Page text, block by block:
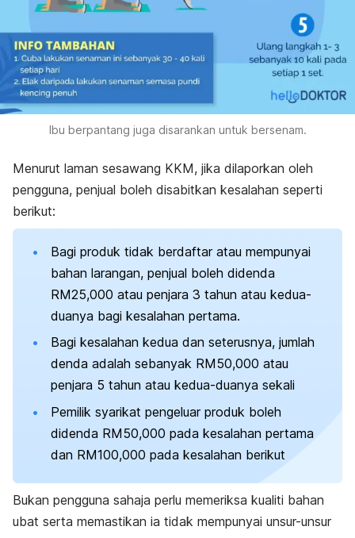
Ibu berpantang juga disarankan untuk bersenam.
Menurut laman sesawang KKM, jika dilaporkan oleh
pengguna, penjual boleh disabitkan kesalahan seperti
berikut:
Bagi produk tidak berdaftar atau mempunyai
bahan larangan, penjual boleh didenda
RM25,000 atau penjara 3 tahun atau kedua-
duanya bagi kesalahan pertama.
Bagi kesalahan kedua dan seterusnya, jumlah
denda adalah sebanyak RM50,000 atau
penjara 5 tahun atau kedua-duanya sekali
Pemilik syarikat pengeluar produk boleh
didenda RM50,000 pada kesalahan pertama
dan RM100,000 pada kesalahan berikut
Bukan pengguna sahaja perlu memeriksa kualiti bahan
ubat serta memastikan ia tidak mempunyai unsur-unsur